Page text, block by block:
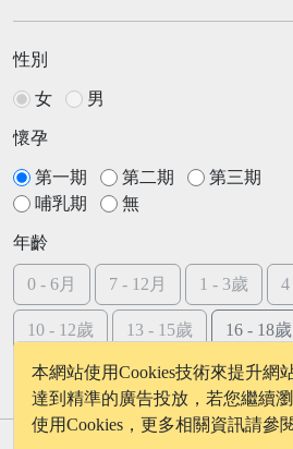
性別
女 男
懷孕
第一期 第二期
第三期
哺乳期
無
年齡
0 - 6月 7 - 12月 1 - 3歲 4
10 - 12歲 13 - 15歲 16 - 18歲
31 - 50歲 51 - 70歲 71歲後
本網站使用Cookies技術來提升網
達到精準的廣告投放，若您繼續
使用Cookies，更多相關資訊請參